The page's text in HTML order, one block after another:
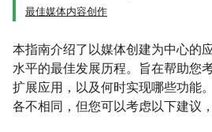
最佳媒体内容创作
本指南介绍了以媒体创建为中心的
水平的最佳发展历程。旨在帮助您
扩展应用，以及何时实现哪些功能
各不相同，但您可以考虑以下建议